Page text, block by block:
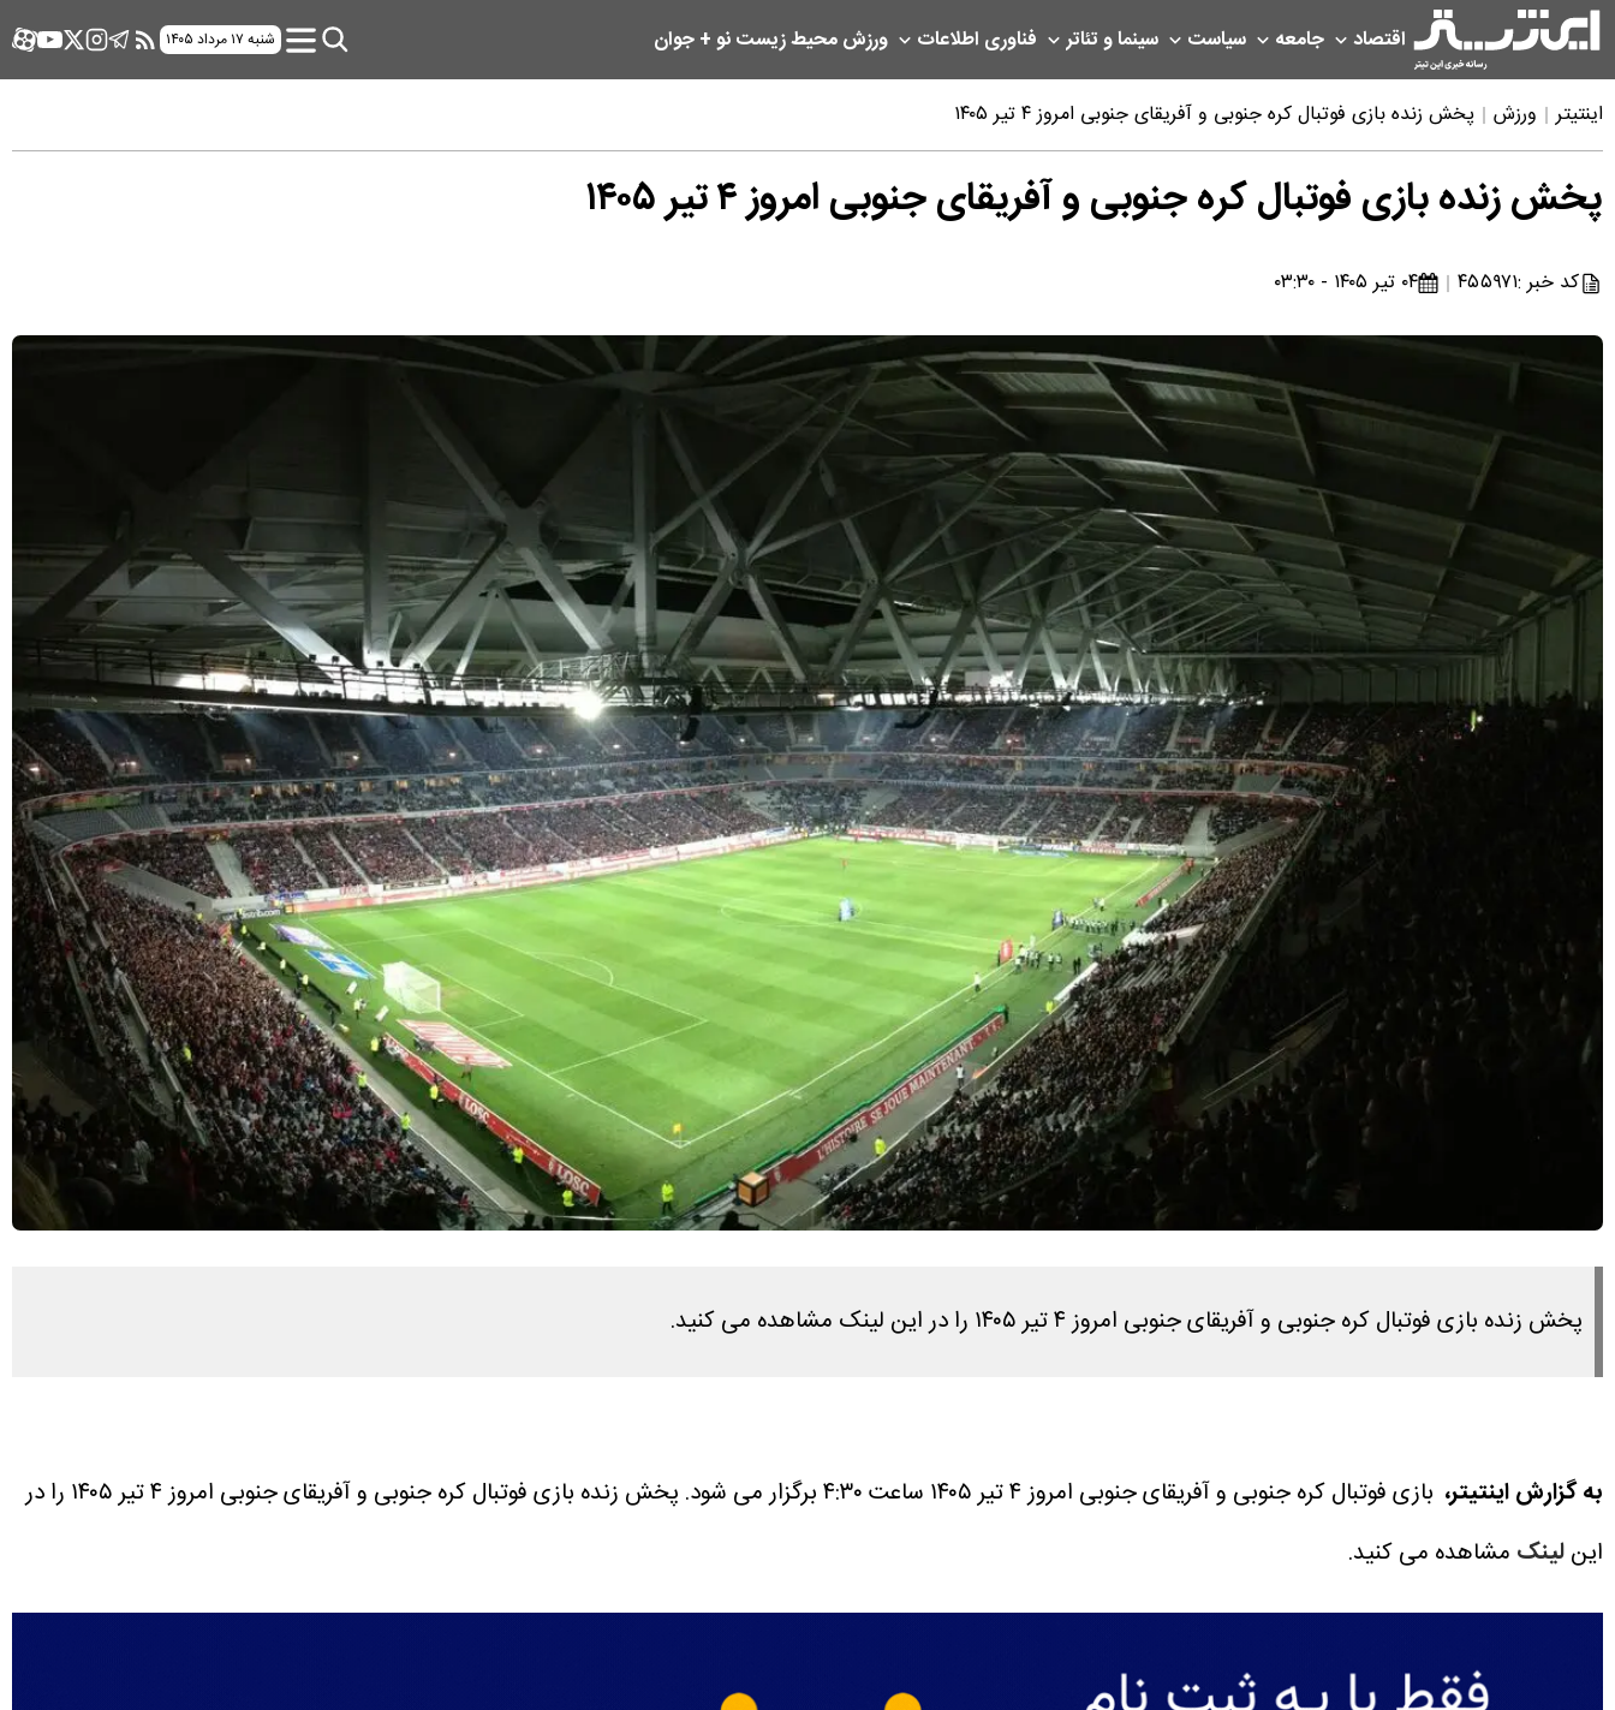
اقتصاد جامعه سیاست سینما و تئاتر فناوری اطلاعات ورزشمحیط زیستنو + جوان شنبه ۱۷ مرداد ۱۴۰۵
اینتیتر ورزش پخش زنده بازی فوتبال کره جنوبی و آفریقای جنوبی امروز ۴ تیر ۱۴۰۵
پخش زنده بازی فوتبال کره جنوبی و آفریقای جنوبی امروز ۴ تیر ۱۴۰۵
کد خبر :۴۵۵۹۷۱ ۰۴ تیر ۱۴۰۵ - ۰۳:۳۰
پخش زنده بازی فوتبال کره جنوبی و آفریقای جنوبی امروز ۴ تیر ۱۴۰۵ را در این لینک مشاهده می کنید.
به گزارش اینتیتر، بازی فوتبال کره جنوبی و آفریقای جنوبی امروز ۴ تیر ۱۴۰۵ ساعت ۴:۳۰ برگزار می شود.
پخش زنده بازی فوتبال کره جنوبی و آفریقای جنوبی امروز ۴ تیر ۱۴۰۵ را در
اینلینک مشاهده می کنید.